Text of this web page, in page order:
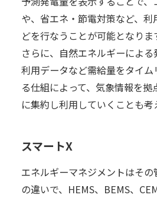
や、省エネ・節電対策など、
どを行なうことが可能となりま
さらに、自然エネルギーによ
利用データなど需給量をタイ
る仕組によって、気象情報を
に集約し利用していくことも考
スマートX
エネルギーマネジメントはそ
の違いで、HEMS、BEMS、